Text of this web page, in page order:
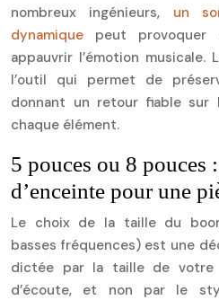
nombreux ingénieurs, un
dynamique peut provoquer
appauvrir l’émotion
l’outil qui permet de
donnant un retour fiable sur
chaque élément.
5 pouces ou 8 pouces
d’enceinte pour une
Le choix de la taille du
basses fréquences) est une
dictée par la taille de
d’écoute, et non par le